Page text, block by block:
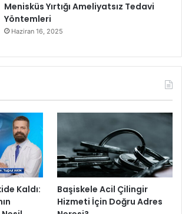
Menisküs Yırtığı Ameliyatsız Tedavi
Yöntemleri
Haziran 16, 2025
Kaldı:
Başiskele Acil Çilingir
Hizmeti İçin Doğru Adres